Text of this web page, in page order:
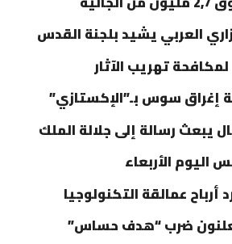
العربي يشيد بلجنة القدس
تهريب الآثار
إغراق سوس بـ”الإكستازي”
يبعث رسالة إلى جلالة الملك
الأربعاء
أرباح عمالقة التكنولوجيا
ضرب “هدف حساس”